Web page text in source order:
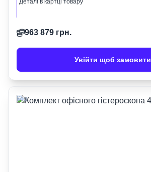
Деталі в картці товару
963 879 грн.
Увійти щоб замовити
Код: